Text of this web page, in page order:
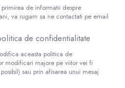
de informatii despre
va rugam sa ne contactati pe email
de confidentialitate
aceasta politica de
modificari majore pe viitor vei fi
sau prin afisarea unui mesaj